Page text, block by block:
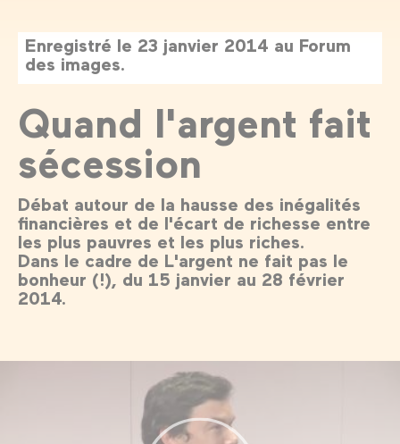
Enregistré le 23 janvier 2014 au Forum
des images.
Quand l'argent fait
sécession
Débat autour de la hausse des inégalités
financières et de l'écart de richesse entre
les plus pauvres et les plus riches.
Dans le cadre de L'argent ne fait pas le
bonheur (!), du 15 janvier au 28 février
2014.